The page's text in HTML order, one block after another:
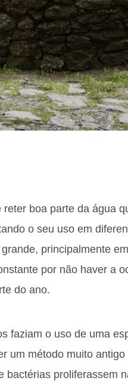
boa parte da água
o seu uso em
principalmente
por não haver a
do ano.
faziam o uso de uma
um método muito
bactérias proliferassem